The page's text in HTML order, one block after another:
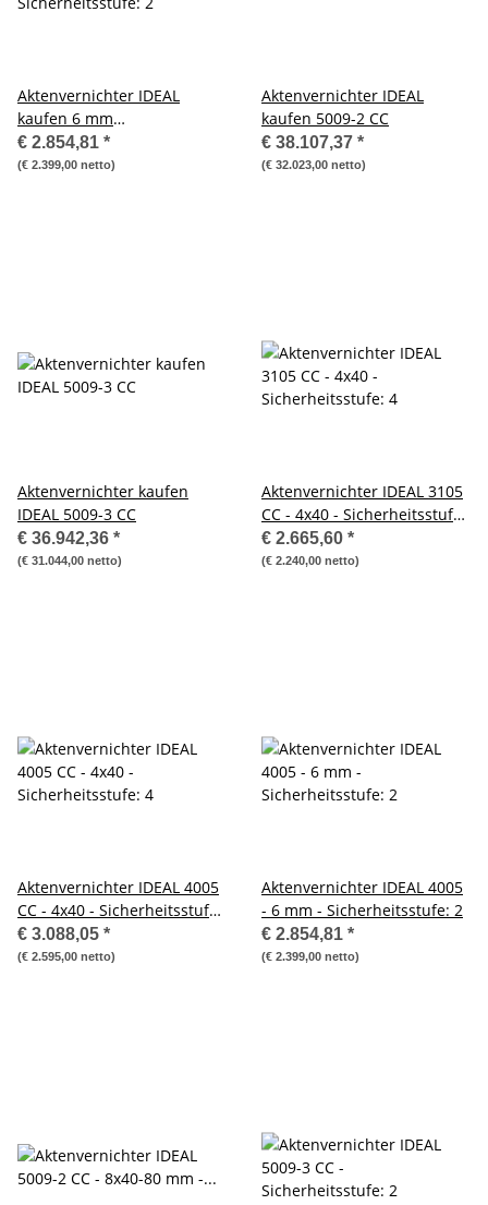
Aktenvernichter IDEAL
kaufen 6 mm
Sicherheitsstufe: 2
€ 2.854,81 *
(€ 2.399,00 netto)
Aktenvernichter IDEAL
kaufen 5009-2 CC
€ 38.107,37 *
(€ 32.023,00 netto)
Aktenvernichter kaufen
IDEAL 5009-3 CC
€ 36.942,36 *
(€ 31.044,00 netto)
Aktenvernichter IDEAL 3105
CC - 4x40 - Sicherheitsstufe:
4
€ 2.665,60 *
(€ 2.240,00 netto)
Aktenvernichter IDEAL 4005
CC - 4x40 - Sicherheitsstufe:
4
€ 3.088,05 *
(€ 2.595,00 netto)
Aktenvernichter IDEAL 4005
- 6 mm - Sicherheitsstufe: 2
€ 2.854,81 *
(€ 2.399,00 netto)